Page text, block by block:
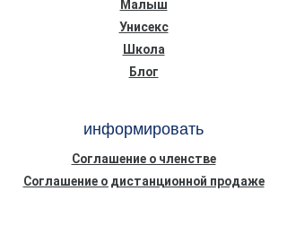
Малыш
Унисекс
Школа
Блог
информировать
Соглашение о членстве
Соглашение о дистанционной продаже